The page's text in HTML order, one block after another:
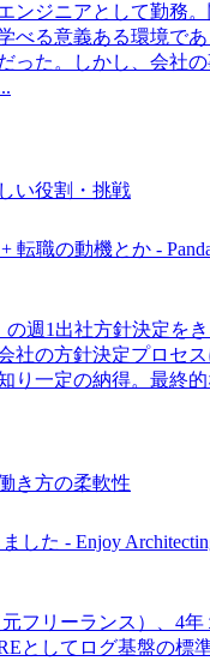
ンジニアとして勤務
べる意義ある環境で
った。しかし、会社
い役割・挑戦
転職の動機とか -
週1出社方針決定を
社の方針決定プロセ
り一定の納得。最終
き方の柔軟性
した - Enjoy
フリーランス）、4年
としてログ基盤の標